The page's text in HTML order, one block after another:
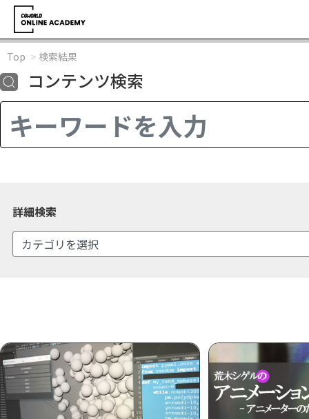
Top 検索結果
コンテンツ検索
詳細検索